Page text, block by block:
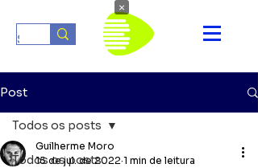
Post
Todos os posts
Todos os posts
Guilherme Moro
15 de jul. de 2022 1 min de leitura
×